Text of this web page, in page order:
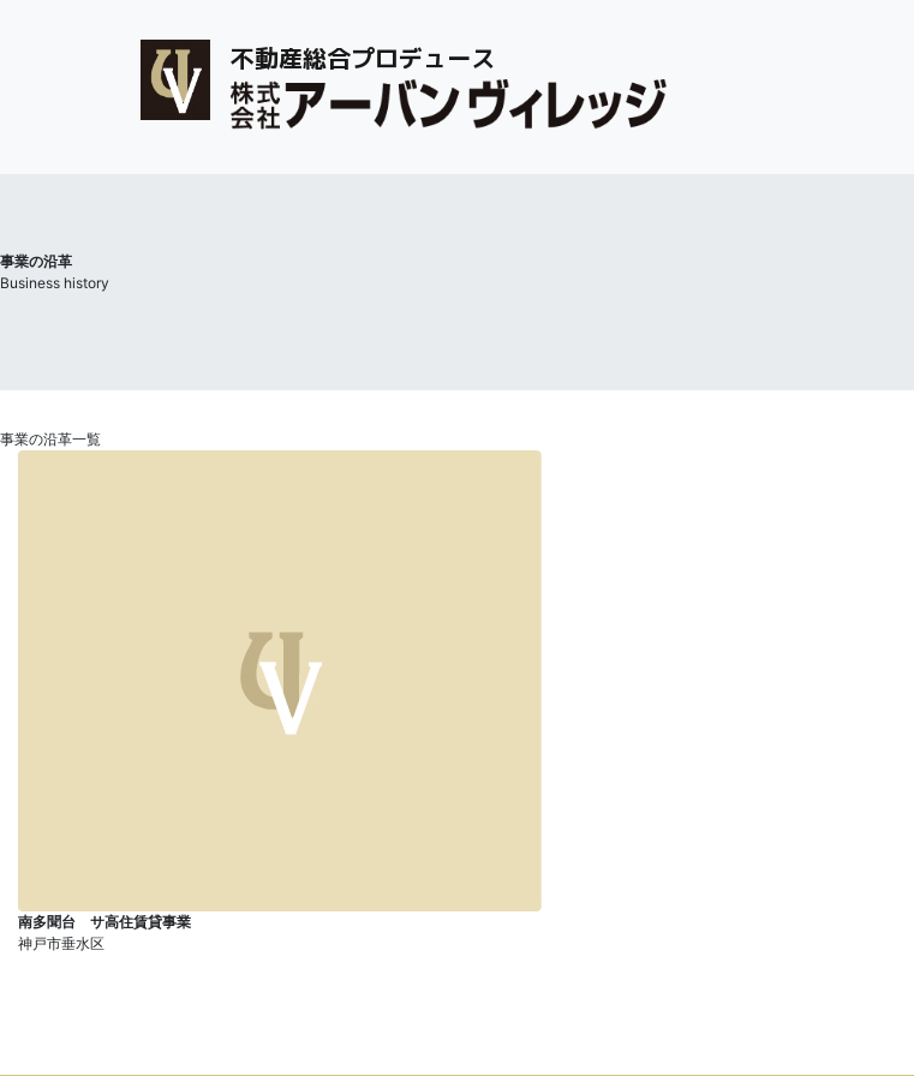
不動産総合プロデュース
事業の沿革
Business history
事業の沿革一覧
南多聞台 サ高住賃貸事業
神戸市垂水区